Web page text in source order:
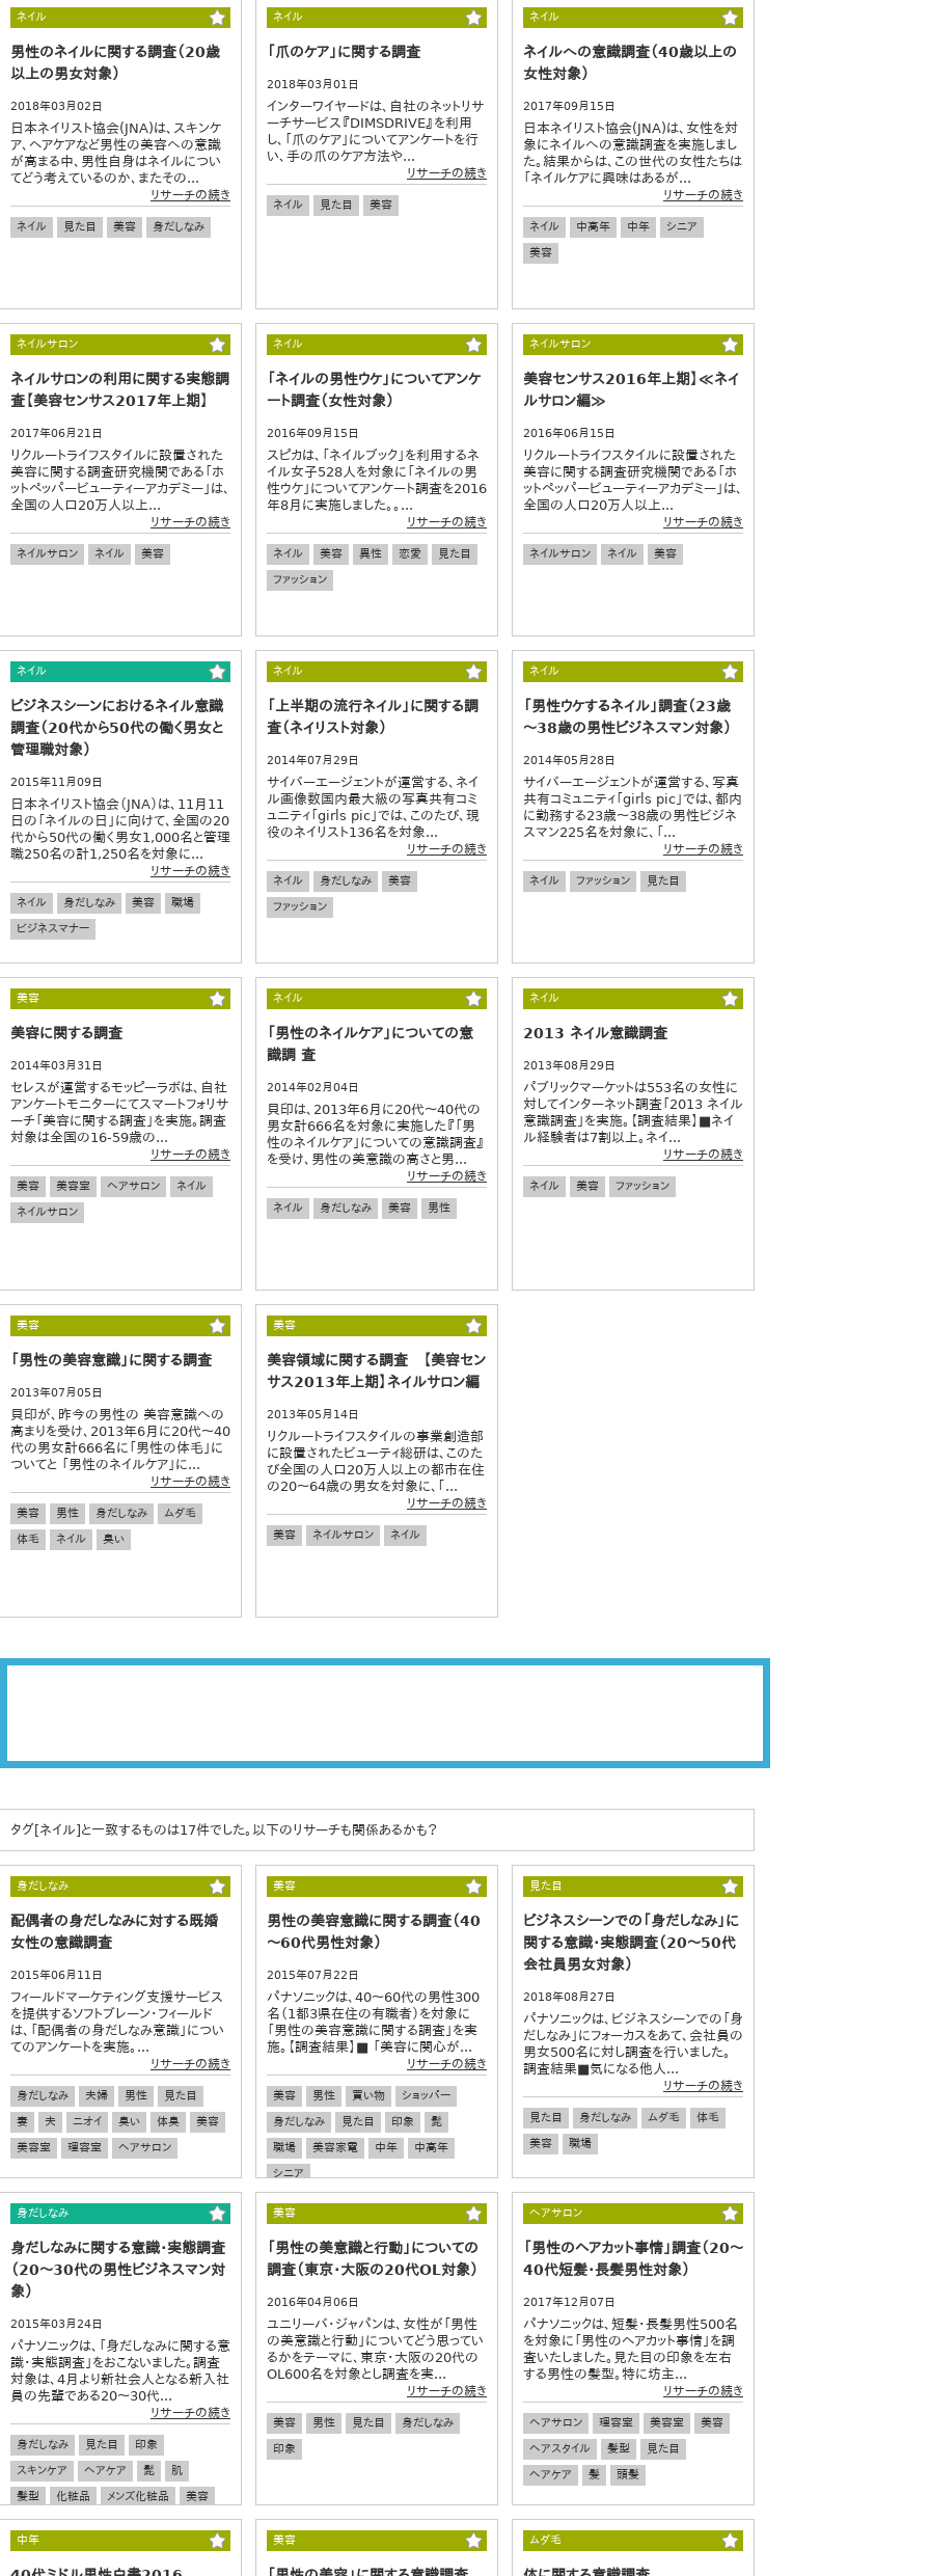
ネイル
男性のネイルに関する調査（20歳
以上の男女対象）
2018年03月02日
日本ネイリスト協会(JNA)は、スキンケ
ア、ヘアケアなど男性の美容への意識
が高まる中、男性自身はネイルについ
てどう考えているのか、またその...
リサーチの続き
ネイル 見た目 美容 身だしなみ
ネイル
「爪のケア」に関する調査
2018年03月01日
インターワイヤードは、自社のネットリサ
ーチサービス『DIMSDRIVE』を利用
し、「爪のケア」についてアンケートを行
い、手の爪のケア方法や...
リサーチの続き
ネイル 見た目 美容
ネイル
ネイルへの意識調査（40歳以上の
女性対象）
2017年09月15日
日本ネイリスト協会(JNA)は、女性を対
象にネイルへの意識調査を実施しまし
た。結果からは、この世代の女性たちは
「ネイルケアに興味はあるが...
リサーチの続き
ネイル 中高年 中年
シニア
美容
ネイルサロン
ネイルサロンの利用に関する実態調
査【美容センサス2017年上期】
2017年06月21日
リクルートライフスタイルに設置された
美容に関する調査研究機関である「ホ
ットペッパービューティーアカデミー」は、
全国の人口20万人以上...
リサーチの続き
ネイルサロン ネイル 美容
ネイル
「ネイルの男性ウケ」についてアンケ
ート調査（女性対象）
2016年09月15日
スピカは、「ネイルブック」を利用するネ
イル女子528人を対象に「ネイルの男
性ウケ」についてアンケート調査を2016
年8月に実施しました。。...
リサーチの続き
ネイル 美容 異性 恋愛
見た目
ファッション
ネイルサロン
美容センサス2016年上期】≪ネイ
ルサロン編≫
2016年06月15日
リクルートライフスタイルに設置された
美容に関する調査研究機関である「ホ
ットペッパービューティーアカデミー」は、
全国の人口20万人以上...
リサーチの続き
ネイルサロン ネイル 美容
ネイル
ビジネスシーンにおけるネイル意識
調査（20代から50代の働く男女と
管理職対象）
2015年11月09日
日本ネイリスト協会（JNA）は、11月11
日の「ネイルの日」に向けて、全国の20
代から50代の働く男女1,000名と管理
職250名の計1,250名を対象に...
リサーチの続き
ネイル 身だしなみ 美容
職場
ビジネスマナー
ネイル
「上半期の流行ネイル」に関する調
査（ネイリスト対象）
2014年07月29日
サイバーエージェントが運営する、ネイ
ル画像数国内最大級の写真共有コミ
ュニティ「girls pic」では、このたび、現
役のネイリスト136名を対象...
リサーチの続き
ネイル 身だしなみ
美容
ファッション
ネイル
「男性ウケするネイル」調査（23歳
～38歳の男性ビジネスマン対象）
2014年05月28日
サイバーエージェントが運営する、写真
共有コミュニティ「girls pic」では、都内
に勤務する23歳～38歳の男性ビジネ
スマン225名を対象に、「...
リサーチの続き
ネイル ファッション 見た目
美容
美容に関する調査
2014年03月31日
セレスが運営するモッピーラボは、自社
アンケートモニターにてスマートフォリサ
ーチ「美容に関する調査」を実施。調査
対象は全国の16-59歳の...
リサーチの続き
美容 美容室 ヘアサロン
ネイル
ネイルサロン
ネイル
「男性のネイルケア」についての意
識調 査
2014年02月04日
貝印は、2013年6月に20代～40代の
男女計666名を対象に実施した『「男
性のネイルケア」についての意識調査』
を受け、男性の美意識の高さと男...
リサーチの続き
ネイル 身だしなみ 美容 男性
ネイル
2013 ネイル意識調査
2013年08月29日
パブリックマーケットは553名の女性に
対してインターネット調査「2013 ネイル
意識調査」を実施。【調査結果】■ネイ
ル経験者は7割以上。ネイ...
リサーチの続き
ネイル 美容 ファッション
美容
「男性の美容意識」に関する調査
2013年07月05日
貝印が、昨今の男性の 美容意識への
高まりを受け、2013年6月に20代～40
代の男女計666名に「男性の体毛」に
ついてと 「男性のネイルケア」に...
リサーチの続き
美容 男性 身だしなみ
ムダ毛
体毛
ネイル 臭い
美容
美容領域に関する調査 【美容セン
サス2013年上期】ネイルサロン編
2013年05月14日
リクルートライフスタイルの事業創造部
に設置されたビューティ総研は、このた
び全国の人口20万人以上の都市在住
の20～64歳の男女を対象に、｢...
リサーチの続き
美容 ネイルサロン ネイル
タグ[ネイル]と一致するものは17件でした。以下のリサーチも関係あるかも？
身だしなみ
配偶者の身だしなみに対する既婚
女性の意識調査
2015年06月11日
フィールドマーケティング支援サービス
を提供するソフトブレーン・フィールド
は、「配偶者の身だしなみ意識」につい
てのアンケートを実施。...
リサーチの続き
身だしなみ 夫婦 男性
見た目
妻
夫 ニオイ 臭い 体臭
美容
美容室
理容室 ヘアサロン
美容
男性の美容意識に関する調査（40
～60代男性対象）
2015年07月22日
パナソニックは、40～60代の男性300
名（1都3県在住の有職者）を対象に
「男性の美容意識に関する調査」を実
施。【調査結果】■ 「美容に関心が...
リサーチの続き
美容 男性 買い物
ショッパー
身だしなみ
見た目 印象
髭
職場
美容家電 中年
中高年
シニア
見た目
ビジネスシーンでの「身だしなみ」に
関する意識・実態調査（20～50代
会社員男女対象）
2018年08月27日
パナソニックは、ビジネスシーンでの「身
だしなみ」にフォーカスをあて、会社員の
男女500名に対し調査を行いました。
調査結果■気になる他人...
リサーチの続き
見た目 身だしなみ ムダ毛
体毛
美容
職場
身だしなみ
身だしなみに関する意識・実態調査
（20～30代の男性ビジネスマン対
象）
2015年03月24日
パナソニックは、「身だしなみに関する意
識・実態調査」をおこないました。調査
対象は、4月より新社会人となる新入社
員の先輩である20～30代...
リサーチの続き
身だしなみ 見た目
印象
スキンケア
ヘアケア 髭
肌
髪型
化粧品 メンズ化粧品
美容
マナー
職場 男性
美容
「男性の美意識と行動」についての
調査（東京・大阪の20代OL対象）
2016年04月06日
ユニリーバ・ジャパンは、女性が「男性
の美意識と行動」についてどう思ってい
るかをテーマに、東京・大阪の20代の
OL600名を対象とし調査を実...
リサーチの続き
美容 男性 見た目
身だしなみ
印象
ヘアサロン
「男性のヘアカット事情」調査（20～
40代短髪・長髪男性対象）
2017年12月07日
パナソニックは、短髪・長髪男性500名
を対象に「男性のヘアカット事情」を調
査いたしました。見た目の印象を左右
する男性の髪型。特に坊主...
リサーチの続き
ヘアサロン 理容室 美容室
美容
ヘアスタイル
髪型
見た目
ヘアケア
髪 頭髪
中年 美容 ムダ毛